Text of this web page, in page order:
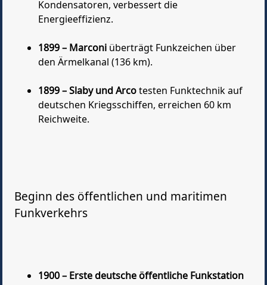
Kondensatoren, verbessert die
Energieeffizienz.
1899 – Marconi überträgt Funkzeichen über
den Ärmelkanal (136 km).
1899 – Slaby und Arcotesten Funktechnik auf
deutschen Kriegsschiffen, erreichen 60 km
Reichweite.
Beginn des öffentlichen und maritimen
Funkverkehrs
1900 – Erste deutsche öffentliche Funkstation